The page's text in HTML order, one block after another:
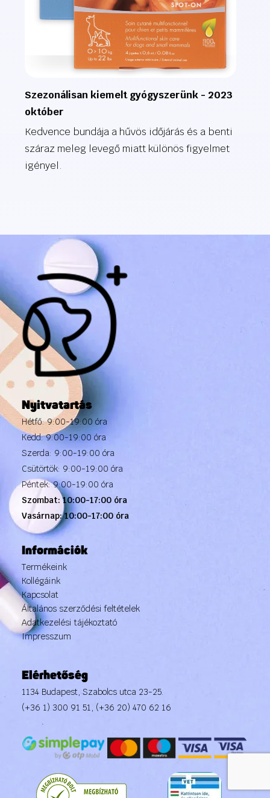
Szezonálisan kiemelt gyógyszerünk - 2023
október
Kedvence bundája a hűvös időjárás és a benti
száraz meleg levegő miatt különös figyelmet
igényel.
Nyitvatartás
Hétfő: 9:00-19:00 óra
Kedd: 9:00-19:00 óra
Szerda: 9:00-19:00 óra
Csütörtök: 9:00-19:00 óra
Péntek: 9:00-19:00 óra
Szombat: 10:00-17:00 óra
Vasárnap: 10:00-17:00 óra
Információk
Termékeink
Kollégáink
Kapcsolat
Általános szerződési feltételek
Adatkezelési tájékoztató
Impresszum
Elérhetőség
1134 Budapest, Szabolcs utca 23-25.
(+36 1) 300 91 51, (+36 20) 470 62 16